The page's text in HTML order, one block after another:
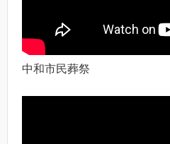
中和市民葬祭